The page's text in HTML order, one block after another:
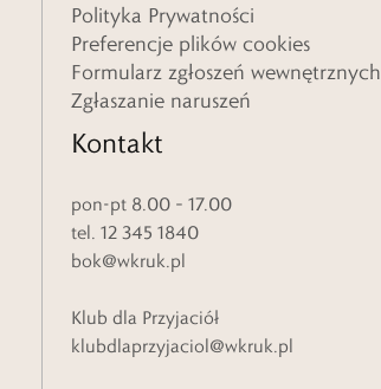
Polityka Prywatności
Preferencje plików cookies
Formularz zgłoszeń wewnętrznych
Zgłaszanie naruszeń
Kontakt
pon-pt 8.00 – 17.00
tel. 12 345 1840
bok@wkruk.pl
Klub dla Przyjaciół
klubdlaprzyjaciol@wkruk.pl